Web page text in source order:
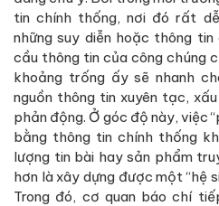
tin chính thống, nơi đó rất
những suy diễn hoặc thông
cầu thông tin của công chúng
khoảng trống ấy sẽ nhanh
nguồn thông tin xuyên tạc,
phản động. Ở góc độ này, việc
bằng thông tin chính thống
lượng tin bài hay sản phẩm
hơn là xây dựng được một “hệ
Trong đó, cơ quan báo chí